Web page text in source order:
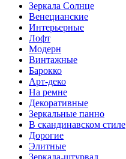
Зеркала Солнце
Венецианские
Интерьерные
Лофт
Модерн
Винтажные
Барокко
Арт-деко
На ремне
Декоративные
Зеркальные панно
В скандинавском стиле
Дорогие
Элитные
Зеркала-штурвал